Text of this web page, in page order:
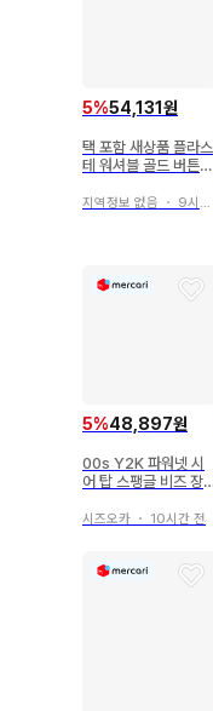
5%54,131원
택 포함 새상품 플라스
테 워셔블 골드 버튼
백 버튼 블라우스
지역정보 없음 ・ 9시간 전
5%48,897원
00s Y2K 파워넷 시
어 탑 스팽글 비즈 장
시즈오카 ・ 10시간 전